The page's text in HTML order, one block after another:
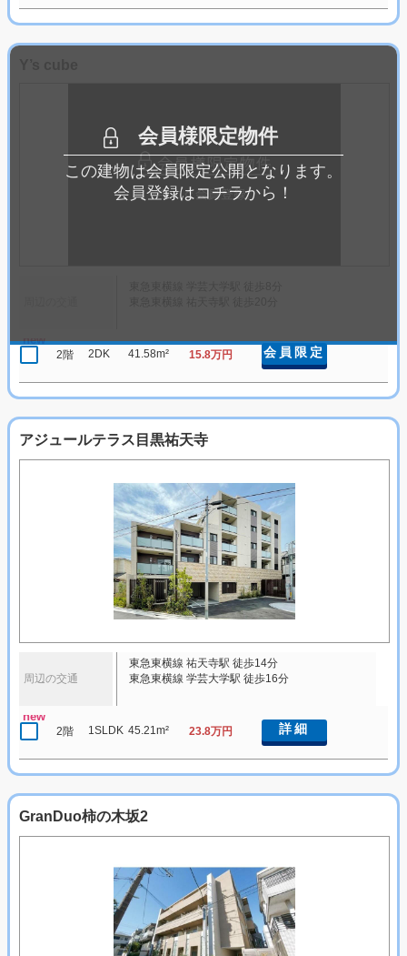
会員様限定物件
この建物は会員限定公開となります。
会員登録はコチラから！
new
2階 2DK 41.58m² 15.8万円 会員限定
アジュールテラス目黒祐天寺
周辺の交通
東急東横線 祐天寺駅 徒歩14分
東急東横線 学芸大学駅 徒歩16分
new
2階 1SLDK 45.21m² 23.8万円 詳細
GranDuo柿の木坂2